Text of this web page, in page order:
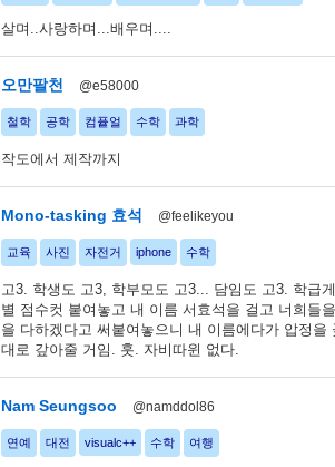
살며..사랑하며...배우며....
오만팔천 @e58000
철학 공학 컴픁얼 수학 과학
작도에서 제작까지
Mono-tasking 효석 @feelikeyou
교육 사진 자전거 iphone 수학
고3. 학생도 고3, 학부모도 고3... 담임도 고3. 학급
별 점수컷 붙여놓고 내 이름 서효석을 걸고 너희들
을 다하겠다고 써붙여놓으니 내 이름에다가 압정을
대로 갚아줄 거임. 훗. 자비따윈 없다.
Nam Seungsoo @namddol86
연예 대전 visualc++ 수학 여행